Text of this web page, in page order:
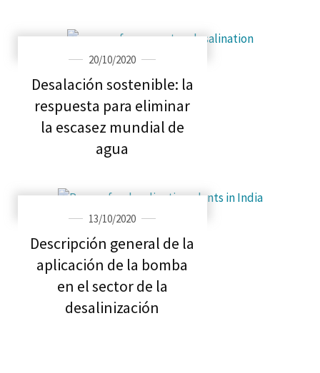
20/10/2020
Desalación sostenible: la
respuesta para eliminar
la escasez mundial de
agua
13/10/2020
Descripción general de la
aplicación de la bomba
en el sector de la
desalinización